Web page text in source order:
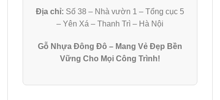
Địa chỉ: Số 38 – Nhà vườn 1 – Tổng cục 5
– Yên Xá – Thanh Trì – Hà Nội
Gỗ Nhựa Đông Đô – Mang Vẻ Đẹp Bền
Vững Cho Mọi Công Trình!